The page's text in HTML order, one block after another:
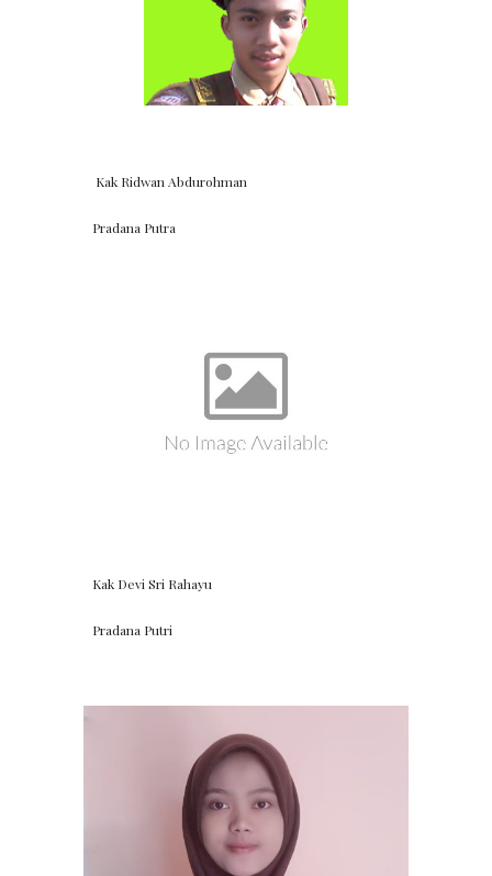
Kak Ridwan Abdurohman
Pradana Putra
Kak Devi Sri Rahayu
Pradana Putri